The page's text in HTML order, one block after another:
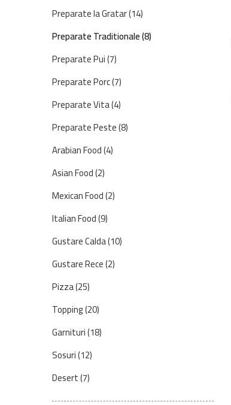
Preparate la Gratar(14)
Preparate Traditionale(8)
Preparate Pui(7)
Preparate Porc(7)
Preparate Vita(4)
Preparate Peste(8)
Arabian Food(4)
Asian Food(2)
Mexican Food(2)
Italian Food(9)
Gustare Calda(10)
Gustare Rece(2)
Pizza(25)
Topping(20)
Garnituri(18)
Sosuri(12)
Desert(7)